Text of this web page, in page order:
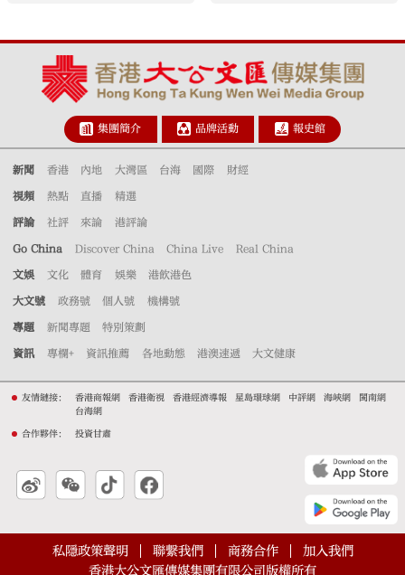
集團簡介 品牌活動 報史館
新聞 香港 內地 大灣區 台海 國際 財經
視頻 熱點 直播 精選
評論 社評 來論 港評論
Go China Discover China China Live Real China
文娛 文化 體育 娛樂 港飲港色
大文號 政務號 個人號 機構號
專題 新聞專題 特別策劃
資訊 專欄+ 資訊推薦 各地動態 港澳速遞 大文健康
友情鏈接： 香港商報網 香港衛視 香港經濟導報 星島環球網 中評網 海峽網
閩南網
台海網
合作夥伴： 投資甘肅
私隱政策聲明 聯繫我們 商務合作
加入我們
香港大公文匯傳媒集團有限公司版權所有